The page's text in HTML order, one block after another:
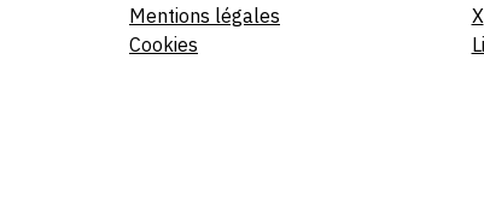
Mentions légales
Cookies
X